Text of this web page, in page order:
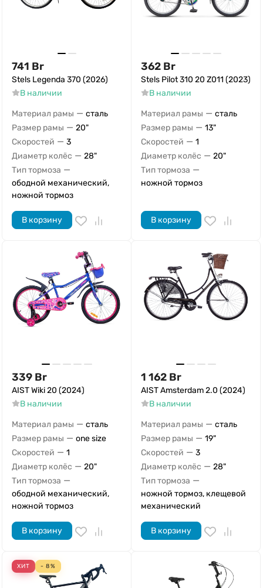
741 Br
Stels Legenda 370 (2026)
В наличии
Материал рамы — сталь
Размер рамы — 20"
Скоростей — 3
Диаметр колёс — 28"
Тип тормоза —
ободной механический,
ножной тормоз
В корзину
362 Br
Stels Pilot 310 20 Z011 (2023)
В наличии
Материал рамы — сталь
Размер рамы — 13"
Скоростей — 1
Диаметр колёс — 20"
Тип тормоза —
ножной тормоз
В корзину
339 Br
AIST Wiki 20 (2024)
В наличии
Материал рамы — сталь
Размер рамы — one size
Скоростей — 1
Диаметр колёс — 20"
Тип тормоза —
ободной механический,
ножной тормоз
В корзину
1 162 Br
AIST Amsterdam 2.0 (2024)
В наличии
Материал рамы — сталь
Размер рамы — 19"
Скоростей — 3
Диаметр колёс — 28"
Тип тормоза —
ножной тормоз, клещевой
механический
В корзину
ХИТ - 8%